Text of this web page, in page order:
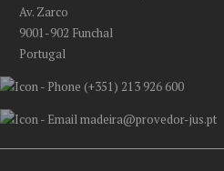
Av. Zarco
9001-902 Funchal
Portugal
(+351) 213 926 600
madeira@provedor-jus.pt